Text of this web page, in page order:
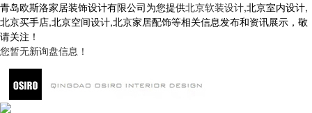
青岛欧斯洛家居装饰设计有限公司为您提供北京软装设计,北京室内设计,
北京买手店,北京空间设计,北京家居配饰等相关信息发布和资讯展示，敬
请关注！
您暂无新询盘信息！